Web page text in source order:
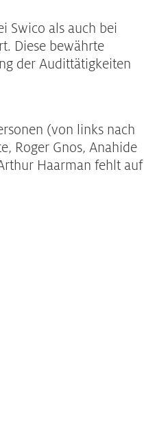
Swico als auch bei
Diese bewährte
der Audittätigkeiten
(von links nach
Roger Gnos, Anahide
Haarman fehlt auf